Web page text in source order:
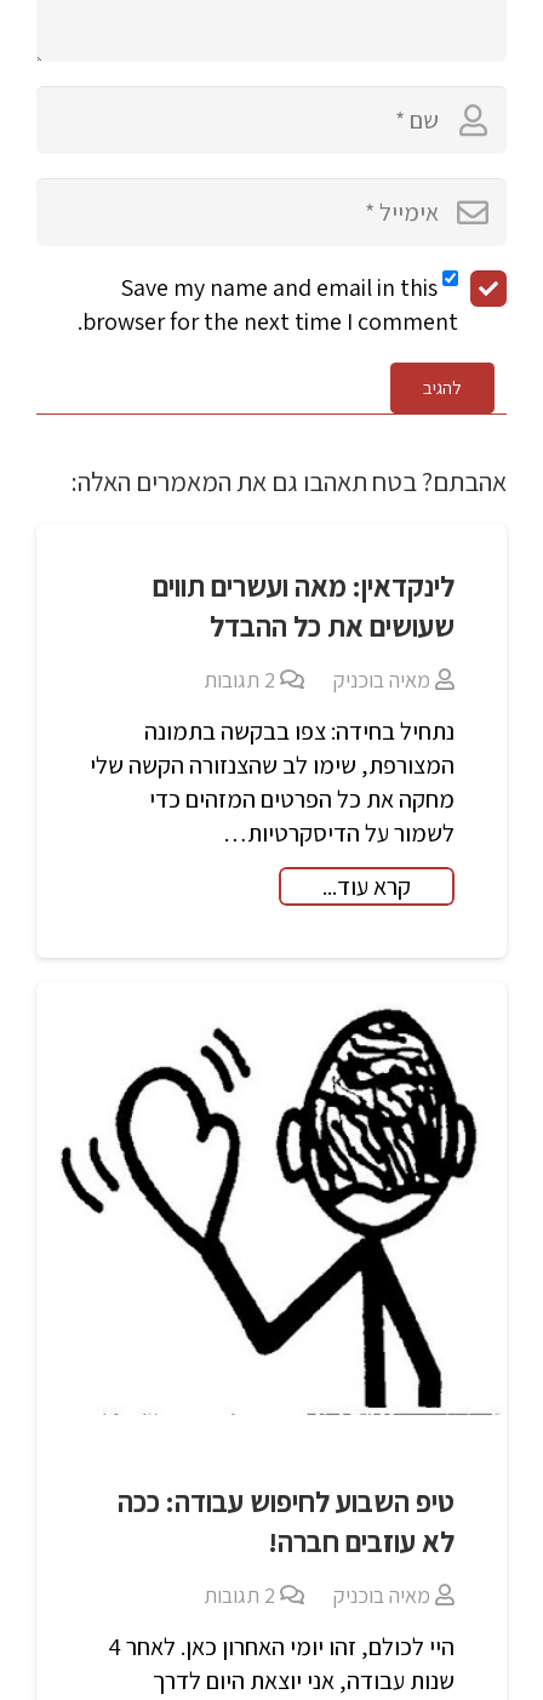
Save my name and email in this
browser for the next time I comment.
להגיב
אהבתם? בטח תאהבו גם את המאמרים האלה:
לינקדאין: מאה ועשרים תווים
שעושים את כל ההבדל
מאיה בוכניק 2 תגובות
נתחיל בחידה: צפו בבקשה בתמונה
המצורפת, שימו לב שהצנזורה הקשה שלי
מחקה את כל הפרטים המזהים כדי
לשמור על הדיסקרטיות…
קרא עוד...
טיפ השבוע לחיפוש עבודה: ככה
לא עוזבים חברה!
מאיה בוכניק 2 תגובות
היי לכולם, זהו יומי האחרון כאן. לאחר 4
שנות עבודה, אני יוצאת היום לדרך